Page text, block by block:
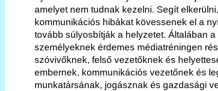
amelyet nem tudnak kezelni. Segít
kommunikációs hibákat kövessenek el a
tovább súlyosbítják a helyzetet. Általában
személyeknek érdemes médiatréningen
szóvivőknek, felső vezetőknek és
embernek, kommunikációs vezetőnek és
munkatársának, jogásznak és gazdasági